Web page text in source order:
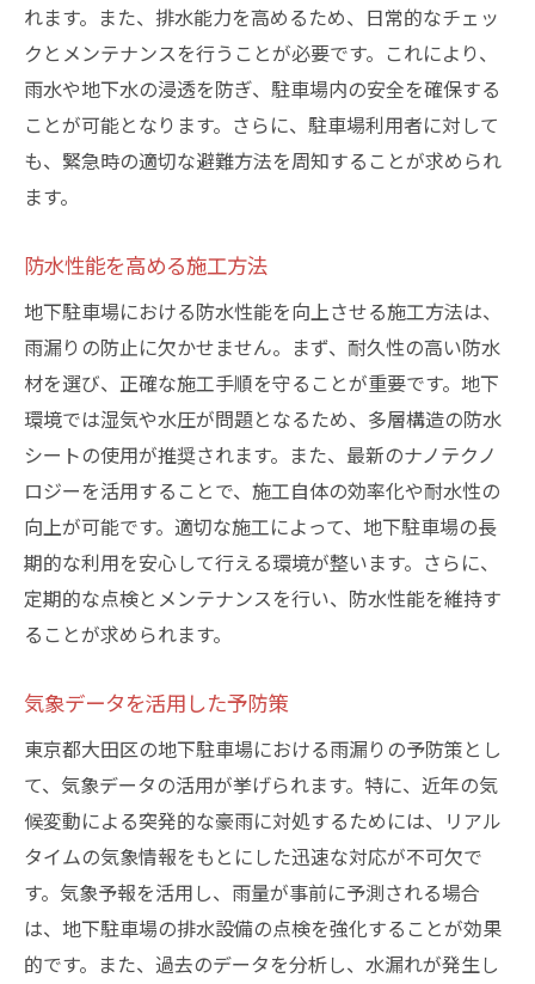
れます。また、排水能力を高めるため、日常的なチェッ
クとメンテナンスを行うことが必要です。これにより、
雨水や地下水の浸透を防ぎ、駐車場内の安全を確保する
ことが可能となります。さらに、駐車場利用者に対して
も、緊急時の適切な避難方法を周知することが求められ
ます。
防水性能を高める施工方法
地下駐車場における防水性能を向上させる施工方法は、
雨漏りの防止に欠かせません。まず、耐久性の高い防水
材を選び、正確な施工手順を守ることが重要です。地下
環境では湿気や水圧が問題となるため、多層構造の防水
シートの使用が推奨されます。また、最新のナノテクノ
ロジーを活用することで、施工自体の効率化や耐水性の
向上が可能です。適切な施工によって、地下駐車場の長
期的な利用を安心して行える環境が整います。さらに、
定期的な点検とメンテナンスを行い、防水性能を維持す
ることが求められます。
気象データを活用した予防策
東京都大田区の地下駐車場における雨漏りの予防策とし
て、気象データの活用が挙げられます。特に、近年の気
候変動による突発的な豪雨に対処するためには、リアル
タイムの気象情報をもとにした迅速な対応が不可欠で
す。気象予報を活用し、雨量が事前に予測される場合
は、地下駐車場の排水設備の点検を強化することが効果
的です。また、過去のデータを分析し、水漏れが発生し